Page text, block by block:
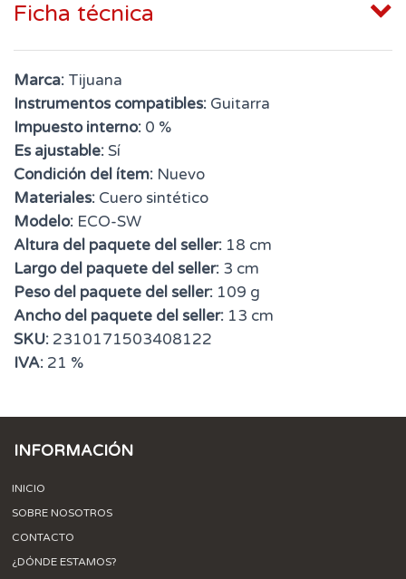
Ficha técnica
Marca: Tijuana
Instrumentos compatibles: Guitarra
Impuesto interno: 0 %
Es ajustable:Sí
Condición del ítem: Nuevo
Materiales: Cuero sintético
Modelo: ECO-SW
Altura del paquete del seller: 18 cm
Largo del paquete del seller: 3 cm
Peso del paquete del seller: 109 g
Ancho del paquete del seller: 13 cm
SKU: 2310171503408122
IVA: 21 %
INFORMACIÓN
INICIO
SOBRE NOSOTROS
CONTACTO
¿DÓNDE ESTAMOS?